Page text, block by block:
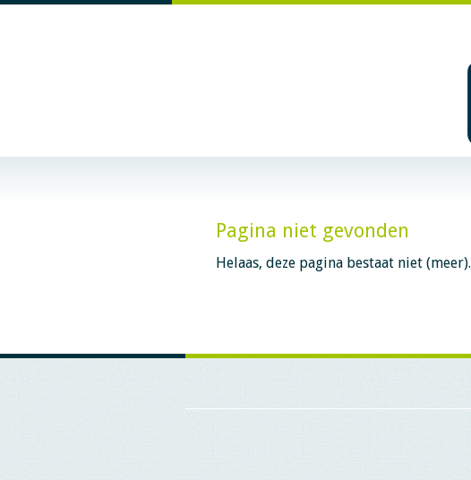
Pagina niet gevonden
Helaas, deze pagina bestaat niet (meer).